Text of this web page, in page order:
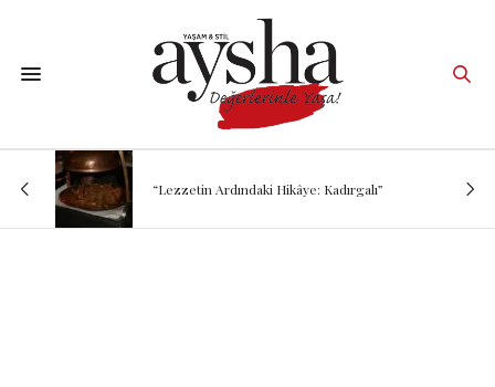
“Lezzetin Ardındaki Hikâye: Kadırgalı”